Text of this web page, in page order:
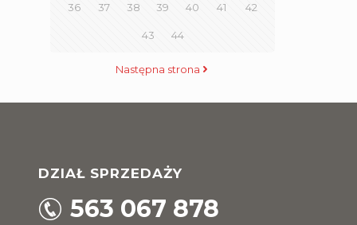
36 37 38 39 40 41 42
43 44
Następna strona
DZIAŁ SPRZEDAŻY
563 067 878